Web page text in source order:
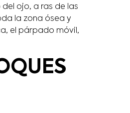
ojo, a ras de las
la zona ósea y
el párpado móvil,